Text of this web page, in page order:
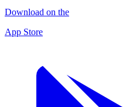
Download on the
App Store